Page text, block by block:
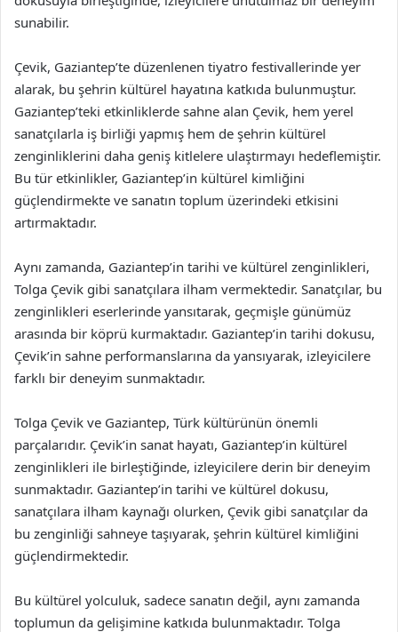
sunabilir.
Çevik, Gaziantep’te düzenlenen tiyatro festivallerinde yer
alarak, bu şehrin kültürel hayatına katkıda bulunmuştur.
Gaziantep’teki etkinliklerde sahne alan Çevik, hem yerel
sanatçılarla iş birliği yapmış hem de şehrin kültürel
zenginliklerini daha geniş kitlelere ulaştırmayı hedeflemiştir.
Bu tür etkinlikler, Gaziantep’in kültürel kimliğini
güçlendirmekte ve sanatın toplum üzerindeki etkisini
artırmaktadır.
Aynı zamanda, Gaziantep’in tarihi ve kültürel zenginlikleri,
Tolga Çevik gibi sanatçılara ilham vermektedir. Sanatçılar, bu
zenginlikleri eserlerinde yansıtarak, geçmişle günümüz
arasında bir köprü kurmaktadır. Gaziantep’in tarihi dokusu,
Çevik’in sahne performanslarına da yansıyarak, izleyicilere
farklı bir deneyim sunmaktadır.
Tolga Çevik ve Gaziantep, Türk kültürünün önemli
parçalarıdır. Çevik’in sanat hayatı, Gaziantep’in kültürel
zenginlikleri ile birleştiğinde, izleyicilere derin bir deneyim
sunmaktadır. Gaziantep’in tarihi ve kültürel dokusu,
sanatçılara ilham kaynağı olurken, Çevik gibi sanatçılar da
bu zenginliği sahneye taşıyarak, şehrin kültürel kimliğini
güçlendirmektedir.
Bu kültürel yolculuk, sadece sanatın değil, aynı zamanda
toplumun da gelişimine katkıda bulunmaktadır. Tolga